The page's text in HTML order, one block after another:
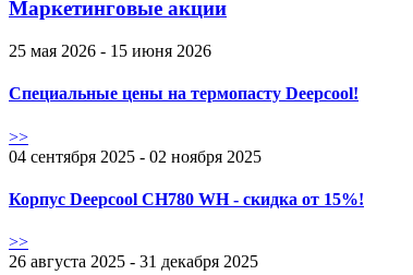
Маркетинговые акции
25 мая 2026 - 15 июня 2026
Специальные цены на термопасту Deepcool!
>>
04 сентября 2025 - 02 ноября 2025
Корпус Deepcool CH780 WH - скидка от 15%!
>>
26 августа 2025 - 31 декабря 2025